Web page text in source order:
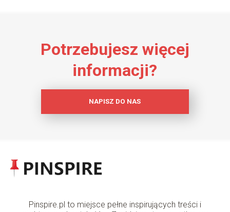
Potrzebujesz więcej
informacji?
NAPISZ DO NAS
Pinspire.pl to miejsce pełne inspirujących treści i